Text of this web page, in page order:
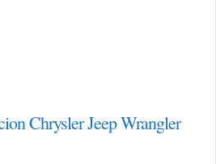
Chrysler Jeep Wrangler